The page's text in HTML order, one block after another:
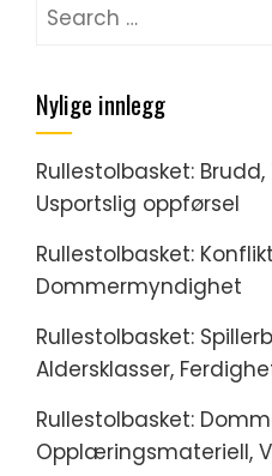
Search
Nylige innlegg
Rullestolbasket: Brudd,
Usportslig oppførsel
Rullestolbasket:
Dommermyndighet
Rullestolbasket:
Aldersklasser,
Rullestolbasket:
Opplæringsmateriell,